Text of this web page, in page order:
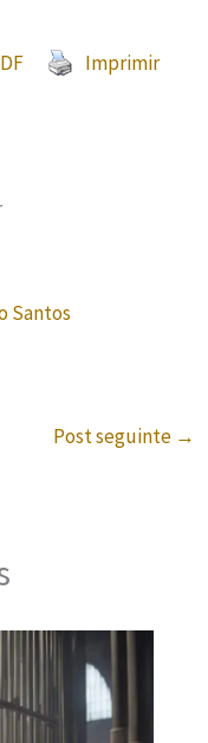
Imprimir
Santos
Post seguinte →